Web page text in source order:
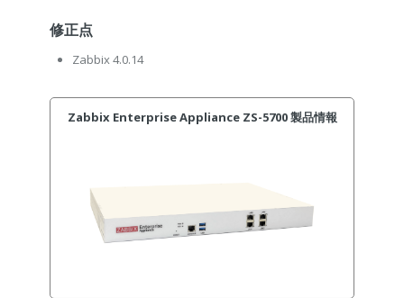
修正点
Zabbix 4.0.14
Zabbix Enterprise Appliance ZS-5700 製品情報